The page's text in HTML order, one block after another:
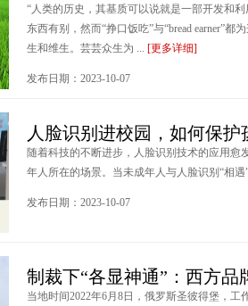
“人类的历史，其基质可以说就是一部开发和
东西有别，然而“挣口饭吃”与“bread earner”
生和维生。芸芸众生为 ... [更多详细]
发布日期：2023-10-07
人脸识别进校园，如何保
随着科技的不断进步，人脸识别技术的应用愈
年人所在的场景。当未成年人与人脸识别“相
发布日期：2023-10-07
制裁下“各显神通”：西方品
当地时间2022年6月8日，俄罗斯圣彼得堡，工